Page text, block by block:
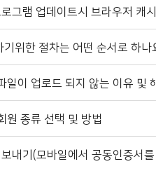
그램 업데이트시 브라우저 캐
기위한 절차는 어떤 순서로 하나
일이 업로드 되지 않는 이유 및
원 종류 선택 및 방법
내기(모바일에서 공동인증서